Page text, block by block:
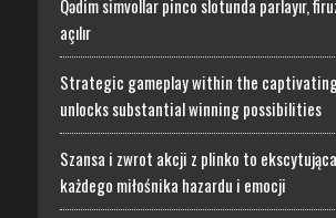
Qədim simvollar pinco slotunda parlayır,
açılır
Strategic gameplay within the
unlocks substantial winning possibilities
Szansa i zwrot akcji z plinko to
każdego miłośnika hazardu i emocji